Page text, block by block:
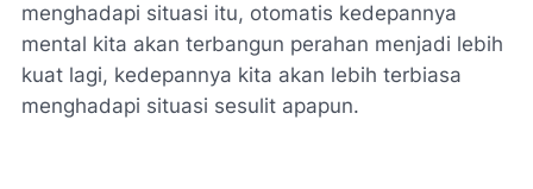
menghadapi situasi itu, otomatis kedepannya
mental kita akan terbangun perahan menjadi lebih
kuat lagi, kedepannya kita akan lebih terbiasa
menghadapi situasi sesulit apapun.